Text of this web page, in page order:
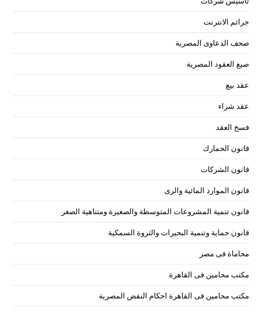
جرائم الانترنت
صحف الدعاوى المصرية
صيغ العقود المصرية
عقد بيع
عقد شراء
فسخ العقد
قانون الجمارك
قانون الشركات
قانون الموارد المائية والرى
قانون تنمية المشروعات المتوسطة والصغيرة ومتناهية الصغر
قانون حماية وتنمية البحيرات والثروة السمكية
محاماة فى مصر
مكتب محامين فى القاهرة
مكتب محامين فى القاهرة احكام النقض المصرية